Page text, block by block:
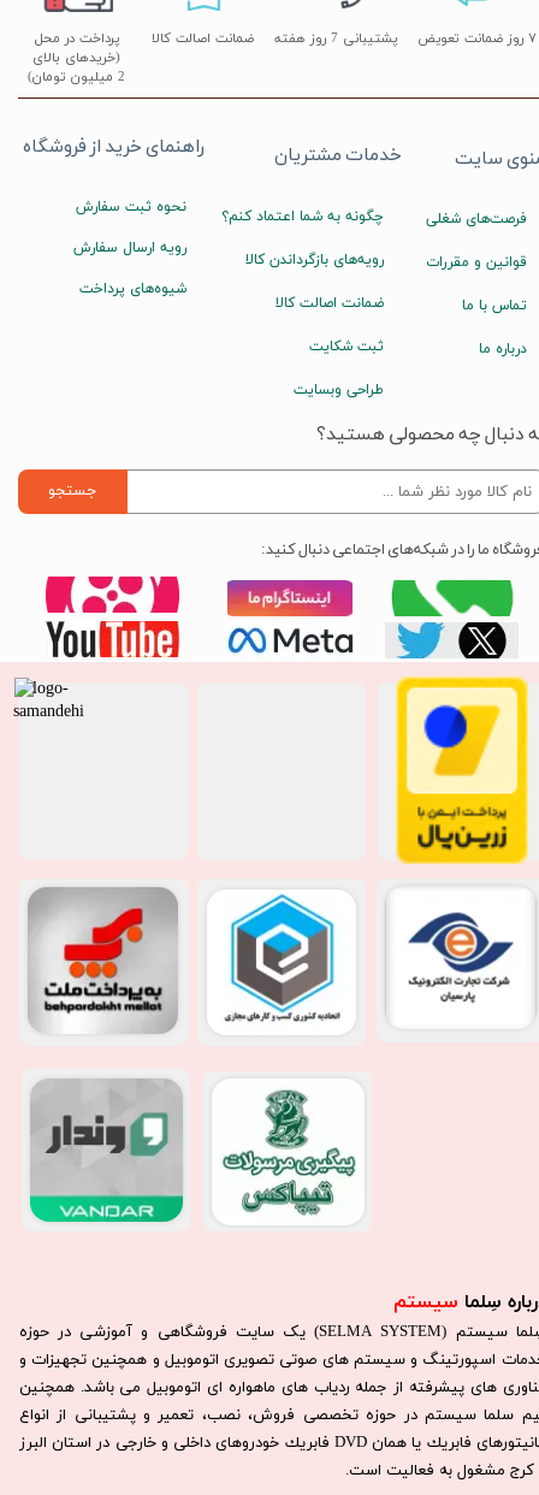
سِلما سیستم​​​​​​​
سِلما سيستم (SELMA SYSTEM) یک سایت فروشگاهی و آموزشی در حوزه
اسپورتینگ و سیستم های صوتی تصویری اتوموبیل و همچنین تجهیزات و
های پیشرفته از جمله ردیاب های ماهواره ای اتوموبیل می باشد. همچنين
سلما سيستم در حوزه تخصصی فروش، نصب، تعمير و پشتيبانی از انواع
مانيتورهای فابريك يا همان DVD فابريك خودروهای داخلی و خارجی در استان البرز
كرج مشغول به فعاليت است.​​​​​​​
پشتیبانی 7 روز هفته
پرداخت در محل
(خریدهای بالای
2 میلیون تومان)
۷ روز ضمانت تعویض ضمانت اصالت کالا
راهنمای خرید از فروشگاه
نحوه ثبت سفارش
رویه ارسال سفارش
شیوه‌های پرداخت
خدمات مشتریان
چگونه به شما اعتماد کنم؟
رویه‌های بازگرداندن کالا
ضمانت اصالت کالا
ثبت شکایت
طراحی وبسایت
سایت
فرصت‌های شغلی
قوانین و مقررات
تماس با ما
درباره ما
دنبال چه محصولی هستید؟
جستجو
ما را در شبکه‌های اجتماعی دنبال کنید: